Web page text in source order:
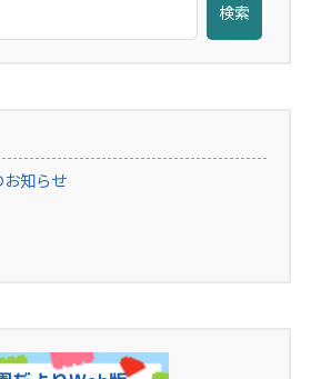
検索
知らせ